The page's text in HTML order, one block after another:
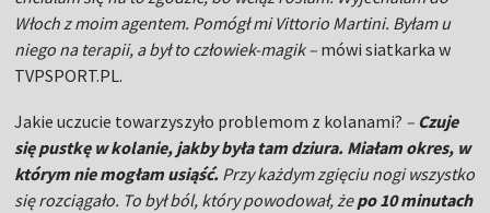
Włoch z moim agentem. Pomógł mi Vittorio Martini. Byłam u
niego na terapii, a był to człowiek-magik – mówi siatkarka w
TVPSPORT.PL.
Jakie uczucie towarzyszyło problemom z kolanami? – Czuje
się pustkę w kolanie, jakby była tam dziura. Miałam okres, w
którym nie mogłam usiąść. Przy każdym zgięciu nogi wszystko
się rozciągało. To był ból, który powodował, żepo 10 minutach